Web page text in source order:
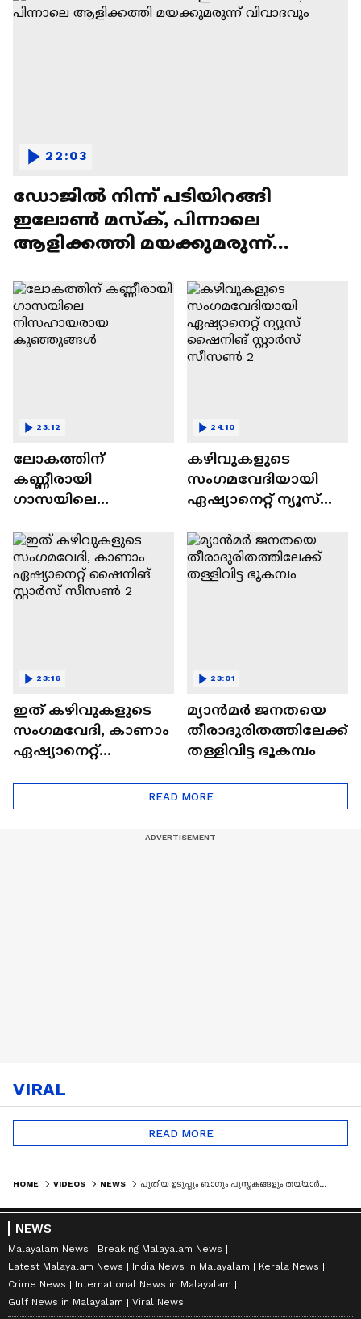
ഡോജിൽ നിന്ന് പടിയിറങ്ങി
ഇലോൺ മസ്ക്, പിന്നാലെ
ആളിക്കത്തി മയക്കുമരുന്ന്
22:03
ലോകത്തിന്
കണ്ണീരായി
ഗാസയിലെ
കുഞ്ഞുങ്ങൾ
23:12
കഴിവുകളുടെ
സംഗമവേദിയായി
ഏഷ്യാനെറ്റ് ന്യൂസ്
സീസൺ 2
24:10
ഇത് കഴിവുകളുടെ
സംഗമവേദി, കാണാം
ഏഷ്യാനെറ്റ്
23:16
മ്യാൻമർ ജനതയെ
തീരാദുരിതത്തിലേക്ക്
തള്ളിവിട്ട ഭൂകമ്പം
23:01
READ MORE
VIRAL
READ MORE
HOME VIDEOS NEWS
NEWS
Malayalam News
Breaking Malayalam News
Latest Malayalam News
India News in Malayalam
Kerala News
Crime News
International News in Malayalam
Gulf News in Malayalam
Viral News